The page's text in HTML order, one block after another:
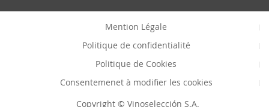
Mention Légale
Politique de confidentialité
Politique de Cookies
Consentemenet à modifier les cookies
Copyright © Vinoselección S.A.